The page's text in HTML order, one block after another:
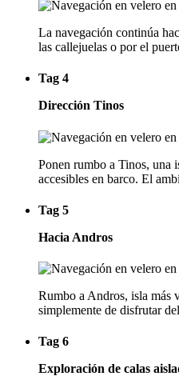
La navegación continúa
las callejuelas o por el
Tag 4
Dirección Tinos
Ponen rumbo a Tinos, una
accesibles en barco. El
Tag 5
Hacia Andros
Rumbo a Andros, isla más
simplemente de disfrutar
Tag 6
Exploración de calas